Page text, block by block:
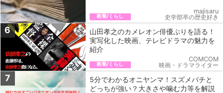
教養/くらし
majisaru
史学部卒の歴史好き
6
山田孝之のカメレオン俳優ぶりを語る！
実写化した映画、テレビドラマの魅力を
紹介
教養/くらし
COMCOM
映画・ドラマライター
7
5分でわかるオニヤンマ！スズメバチと
どっちが強い？大きさや噛む力等を解説